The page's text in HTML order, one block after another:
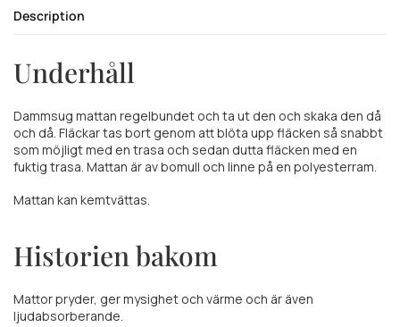
Description
Underhåll
Dammsug mattan regelbundet och ta ut den och skaka den då
och då. Fläckar tas bort genom att blöta upp fläcken så snabbt
som möjligt med en trasa och sedan dutta fläcken med en
fuktig trasa. Mattan är av bomull och linne på en polyesterram.
Mattan kan kemtvättas.
Historien bakom
Mattor pryder, ger mysighet och värme och är även
ljudabsorberande.